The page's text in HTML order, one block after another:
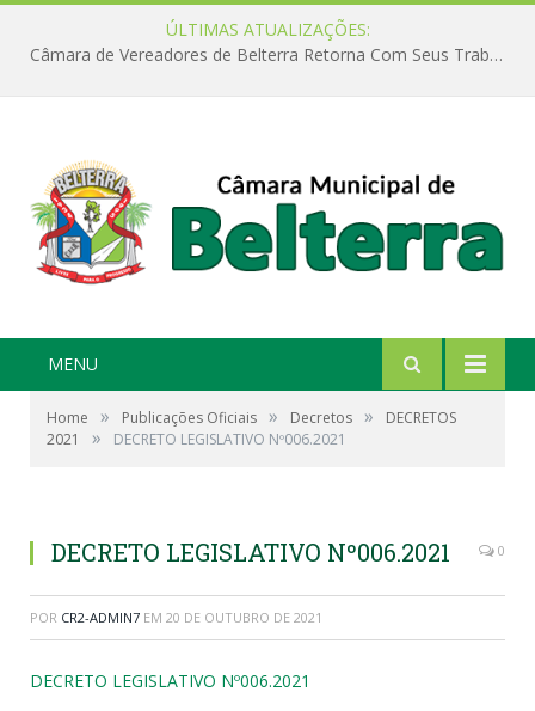
ÚLTIMAS ATUALIZAÇÕES:
Câmara de Vereadores de Belterra Retorna Com Seus Trabalhos Legislativos
MENU
Home » Publicações Oficiais » Decretos »
DECRETOS
2021
» DECRETO LEGISLATIVO Nº006.2021
DECRETO LEGISLATIVO Nº006.2021 0
POR CR2-ADMIN7 EM 20 DE OUTUBRO DE 2021
DECRETO LEGISLATIVO Nº006.2021